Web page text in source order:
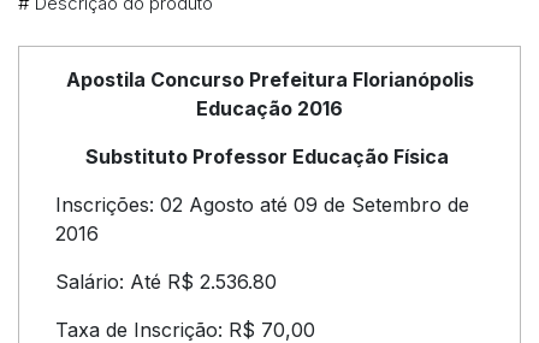
Apostila Concurso Prefeitura Florianópolis
Educação 2016
Substituto Professor Educação Física
Inscrições: 02 Agosto até 09 de Setembro de
2016
Salário: Até R$ 2.536.80
Taxa de Inscrição: R$ 70,00